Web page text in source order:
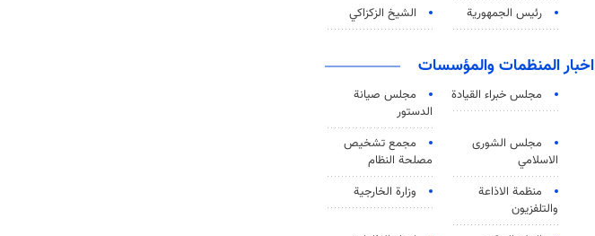
رئيس الجمهورية الشيخ الزكزاكي
اخبار المنظمات والمؤسسات
مجلس خبراء القيادة
مجلس صيانة
الدستور
مجلس الشورى
الاسلامي
مجمع تشخيص
مصلحة النظام
منظمة الاذاعة
والتلفزیون
وزارة الخارجية